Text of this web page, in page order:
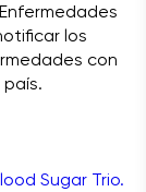
los
con
Sugar Trio.